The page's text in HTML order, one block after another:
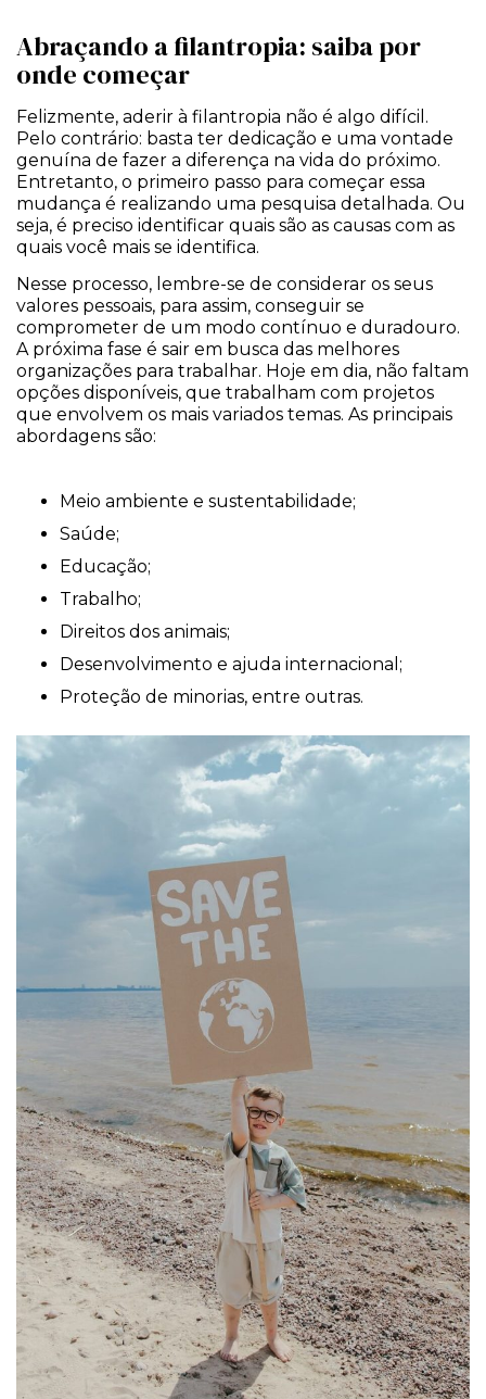
Abraçando a filantropia: saiba por
onde começar
Felizmente, aderir à filantropia não é algo difícil.
Pelo contrário: basta ter dedicação e uma vontade
genuína de fazer a diferença na vida do próximo.
Entretanto, o primeiro passo para começar essa
mudança é realizando uma pesquisa detalhada. Ou
seja, é preciso identificar quais são as causas com as
quais você mais se identifica.
Nesse processo, lembre-se de considerar os seus
valores pessoais, para assim, conseguir se
comprometer de um modo contínuo e duradouro.
A próxima fase é sair em busca das melhores
organizações para trabalhar. Hoje em dia, não faltam
opções disponíveis, que trabalham com projetos
que envolvem os mais variados temas. As principais
abordagens são:
Meio ambiente e sustentabilidade;
Saúde;
Educação;
Trabalho;
Direitos dos animais;
Desenvolvimento e ajuda internacional;
Proteção de minorias, entre outras.